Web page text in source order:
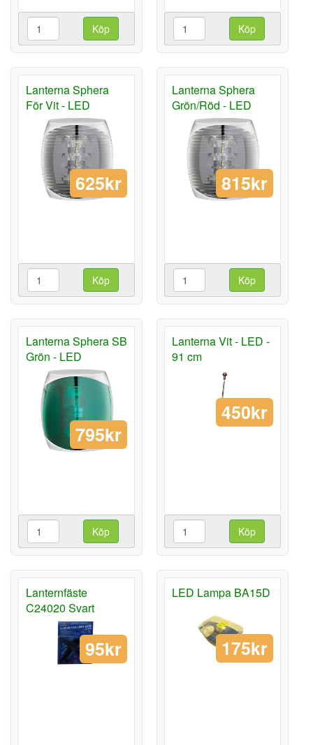
Köp Köp
Lanterna Sphera
För Vit - LED
625kr
Köp
Lanterna Sphera
Grön/Röd - LED
815kr
Köp
Lanterna Sphera SB
Grön - LED
795kr
Köp
Lanterna Vit - LED -
91 cm
450kr
Köp
Lanternfäste
C24020 Svart
95kr
LED Lampa BA15D
175kr